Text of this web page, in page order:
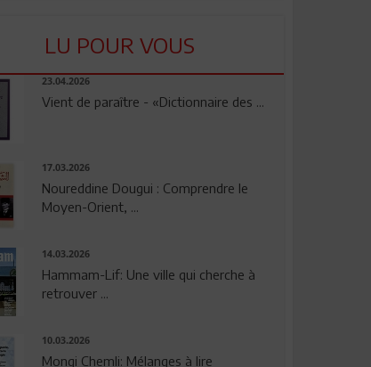
LU POUR VOUS
23.04.2026
Vient de paraître - «Dictionnaire des ...
17.03.2026
Noureddine Dougui : Comprendre le
Moyen-Orient, ...
14.03.2026
Hammam-Lif: Une ville qui cherche à
retrouver ...
10.03.2026
Mongi Chemli: Mélanges à lire